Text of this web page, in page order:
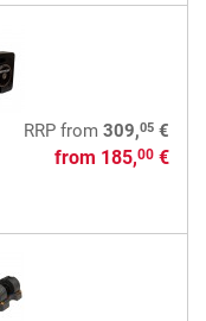
RRPfrom 309,05€
from 185,00€